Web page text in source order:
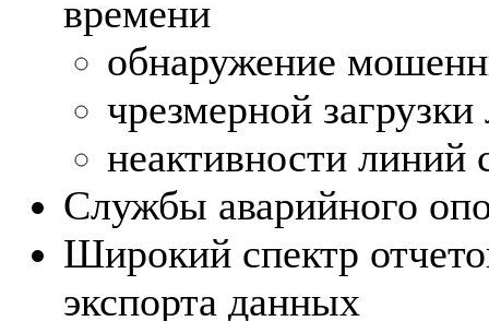
времени
обнаружение
чрезмерной
неактивности линий
Службы аварийного
Широкий спектр
экспорта данных